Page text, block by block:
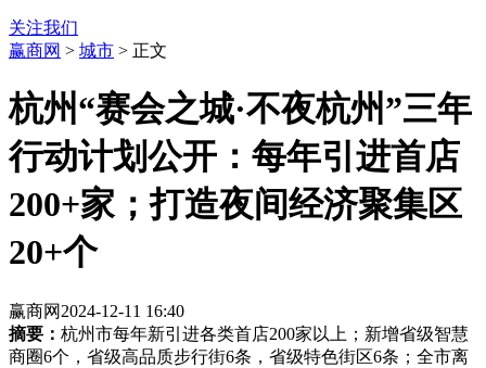
关注我们
赢商网 > 城市 > 正文
杭州“赛会之城·不夜杭州”三年
行动计划公开：每年引进首店
200+家；打造夜间经济聚集区
20+个
赢商网 2024-12-11 16:40
摘要： 杭州市每年新引进各类首店200家以上；新增省级智慧
商圈6个，省级高品质步行街6条，省级特色街区6条；全市离